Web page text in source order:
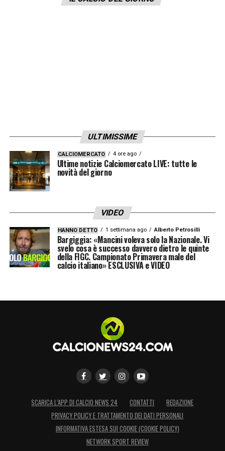
ULTIMISSIME
CALCIOMERCATO 4 ore ago
Ultime notizie Calciomercato LIVE: tutte le
novità del giorno
VIDEO
HANNO DETTO 1 settimana ago Alberto Petrosilli
Bargiggia: «Mancini voleva solo la Nazionale. Vi
svelo cosa è successo davvero dietro le quinte
della FIGC. Campionato Primavera male del
calcio italiano» ESCLUSIVA e VIDEO
SCARICA L’APP DI CALCIO NEWS 24 CONTATTI
REDAZIONE
PRIVACY POLICY E TRATTAMENTO DEI DATI PERSONALI
INFORMATIVA ESTESA SUI COOKIE (COOKIE POLICY)
NETWORK SPORT REVIEW